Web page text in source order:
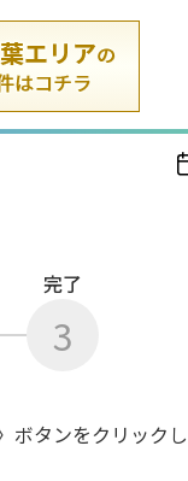
3
完了
ボタンをクリック